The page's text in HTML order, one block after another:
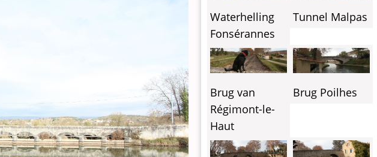
Waterhelling
Fonsérannes
Tunnel Malpas
Brug van
Régimont-le-
Haut
Brug Poilhes